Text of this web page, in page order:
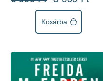
Kosárba